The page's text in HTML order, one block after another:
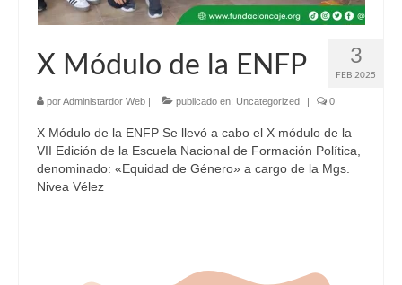
3
FEB 2025
X Módulo de la ENFP
porAdministardor Web | publicado en: Uncategorized | 0
X Módulo de la ENFP Se llevó a cabo el X módulo de la
VII Edición de la Escuela Nacional de Formación Política,
denominado: «Equidad de Género» a cargo de la Mgs.
Nivea Vélez